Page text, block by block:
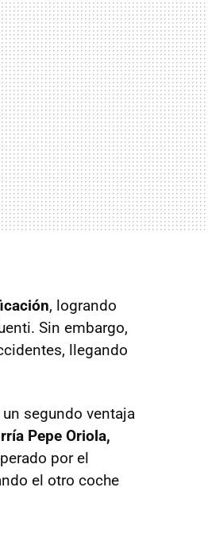
, logrando
Sin embargo,
llegando
segundo ventaja
Pepe Oriola,
por el
el otro coche